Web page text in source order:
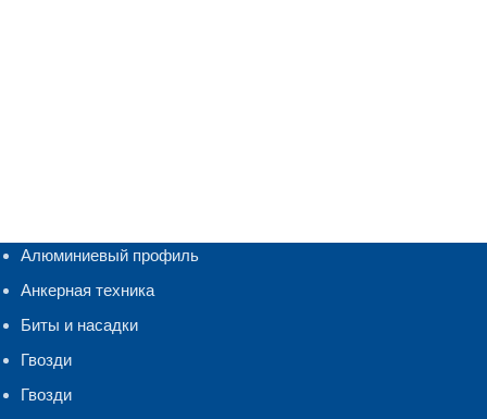
Алюминиевый профиль
Анкерная техника
Биты и насадки
Гвозди
Гвозди